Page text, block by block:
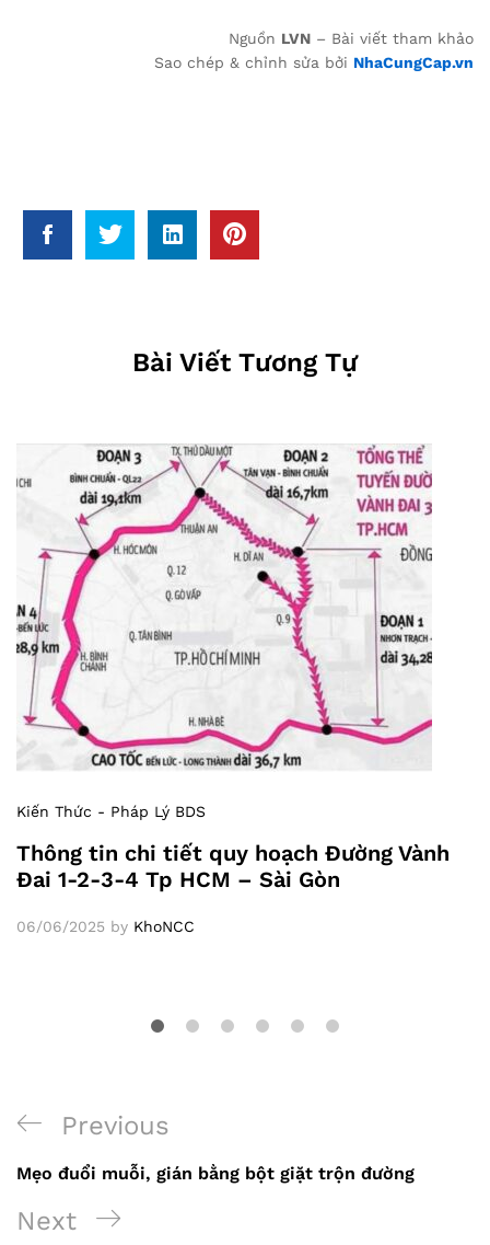
Nguồn LVN – Bài viết tham khảo
Sao chép & chỉnh sửa bởi NhaCungCap.vn
Bài Viết Tương Tự
Kiến Thức - Pháp Lý BDS
Thông tin chi tiết quy hoạch Đường Vành
Đai 1-2-3-4 Tp HCM – Sài Gòn
06/06/2025 by KhoNCC
hướng
bài
Previous
Post
Previous
Mẹo đuổi muỗi, gián bằng bột giặt trộn đường
Next
Next